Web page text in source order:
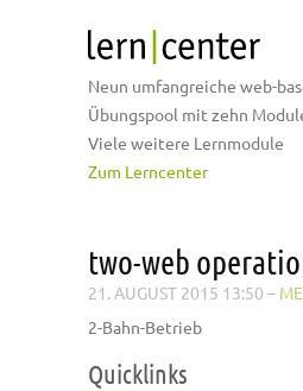
Neun umfangreiche web-
Übungspool mit zehn
Viele weitere Lernmodule
Zum Lerncenter
two-web
21. AUGUST 2015 13:50 –
2-Bahn-Betrieb
Quicklinks